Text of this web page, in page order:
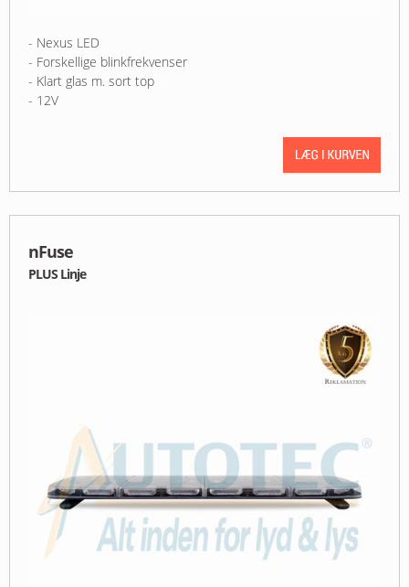
- Nexus LED
- Forskellige blinkfrekvenser
- Klart glas m. sort top
- 12V
nFuse
PLUS Linje